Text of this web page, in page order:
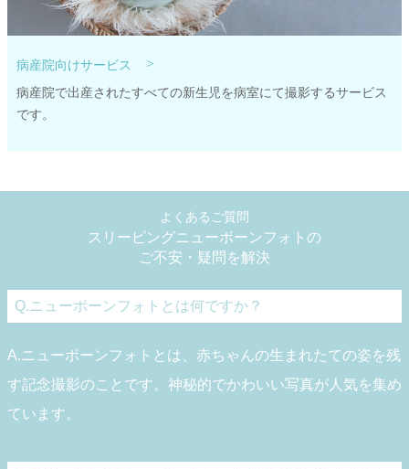
病産院向けサービス >
病産院で出産されたすべての新生児を病室にて撮影するサービス
です。
よくあるご質問
スリーピングニューボーンフォトの
ご不安・疑問を解決
Q.ニューボーンフォトとは何ですか？
A.ニューボーンフォトとは、赤ちゃんの生まれたての姿を残
す記念撮影のことです。神秘的でかわいい写真が人気を集め
ています。